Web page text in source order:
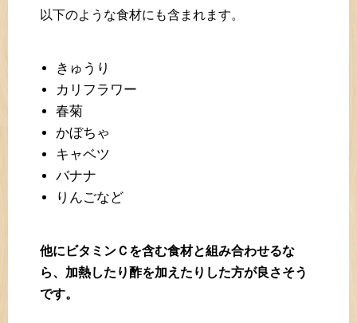
以下のような食材にも含まれます。
きゅうり
カリフラワー
春菊
かぼちゃ
キャベツ
バナナ
りんごなど
他にビタミンＣを含む食材と組み合わせるな
ら、加熱したり酢を加えたりした方が良さそう
です。